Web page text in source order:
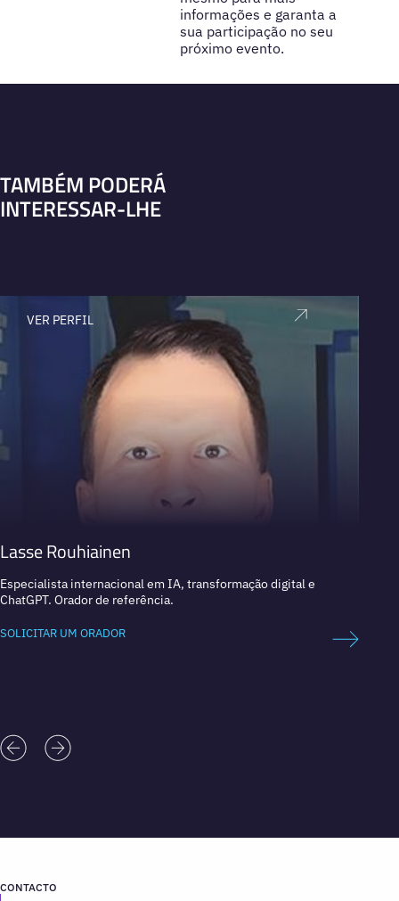
informações e garanta a
sua participação no seu
próximo evento.
TAMBÉM PODERÁ
INTERESSAR-LHE
VER PERFIL
Lasse Rouhiainen
Especialista internacional em IA, transformação digital e
ChatGPT. Orador de referência.
SOLICITAR UM ORADOR
CONTACTO